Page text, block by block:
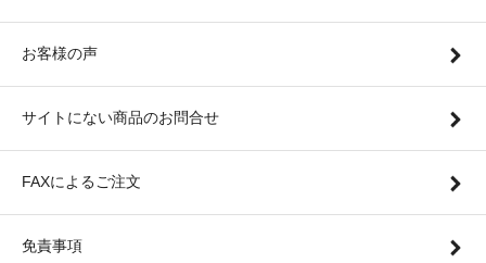
お客様の声
サイトにない商品のお問合せ
FAXによるご注文
免責事項